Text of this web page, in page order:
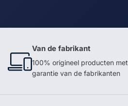
Van de fabrikant
100% origineel producten met
garantie van de fabrikanten